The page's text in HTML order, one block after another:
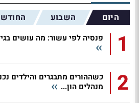
היום השבוע החודש
1 פנסיה לפי עשור: מה עושים בגיל 20, 30, 40, 50
2
כשההורים מתבגרים והילדים
מנהלים הון...